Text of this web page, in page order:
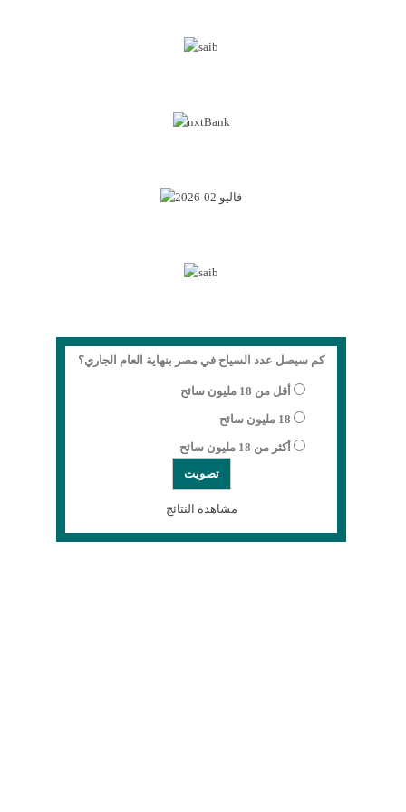
كم سيصل عدد السياح في مصر بنهاية العام الجاري؟
أقل من 18 مليون سائح
18 مليون سائح
أكثر من 18 مليون سائح
مشاهدة النتائج